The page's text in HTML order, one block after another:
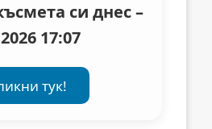
си днес –
17:07
тук!